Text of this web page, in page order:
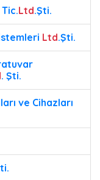
Ltd.Şti.
Ltd.Şti.
. Şti.
ve Cihazları